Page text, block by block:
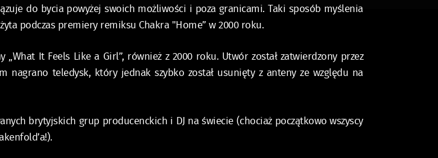
do bycia powyżej swoich możliwości i poza granicami. Taki sposób myślenia
podczas premiery remiksu Chakra "Home” w 2000 roku.
It Feels Like a Girl”, również z 2000 roku. Utwór został zatwierdzony przez
teledysk, który jednak szybko został usunięty z anteny ze względu na
brytyjskich grup producenckich i DJ na świecie (chociaż początkowo wszyscy